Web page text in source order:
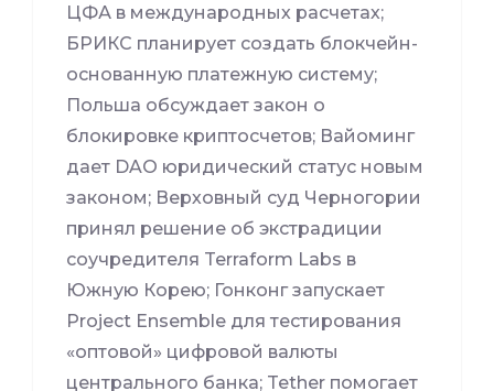
ЦФА в международных расчетах;
БРИКС планирует создать блокчейн-
основанную платежную систему;
Польша обсуждает закон о
блокировке криптосчетов; Вайоминг
дает DAO юридический статус новым
законом; Верховный суд Черногории
принял решение об экстрадиции
соучредителя Terraform Labs в
Южную Корею; Гонконг запускает
Project Ensemble для тестирования
«оптовой» цифровой валюты
центрального банка; Tether помогает